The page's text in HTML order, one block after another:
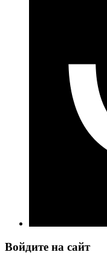
Войдите на сайт